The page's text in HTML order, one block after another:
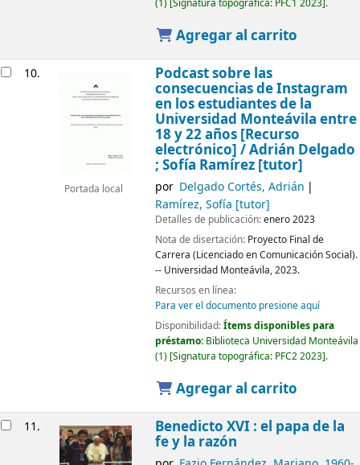
(1) Signatura topográfica: PFC1 2023 .
Agregar al carrito
10.
Portada local
Podcast sobre las
consecuencias de Instagram
en los estudiantes de la
Universidad Monteávila entre
18 y 22 años [Recurso
electrónico] /Adrián Delgado
; Sofía Ramírez [tutor]
por Delgado Cortés, Adrián
Ramírez, Sofía [tutor]
Detalles de publicación:enero 2023
Nota de disertación: Proyecto Final de
Carrera (Licenciado en Comunicación Social).
-- Universidad Monteávila, 2023.
Recursos en línea:
Para ver el documento presione aquí
Disponibilidad:Ítems disponibles para
préstamo: Biblioteca Universidad Monteávila
(1) Signatura topográfica: PFC2 2023 .
Agregar al carrito
11. Benedicto XVI : el papa de la
fe y la razón